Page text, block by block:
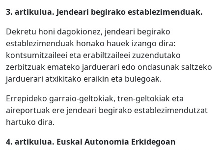
3. artikulua. Jendeari begirako establezimenduak.
Dekretu honi dagokionez, jendeari begirako
establezimenduak honako hauek izango dira:
kontsumitzaileei eta erabiltzaileei zuzendutako
zerbitzuak emateko jarduerari edo ondasunak saltzeko
jarduerari atxikitako eraikin eta bulegoak.
Errepideko garraio-geltokiak, tren-geltokiak eta
aireportuak ere jendeari begirako establezimendutzat
hartuko dira.
4. artikulua. Euskal Autonomia Erkidegoan